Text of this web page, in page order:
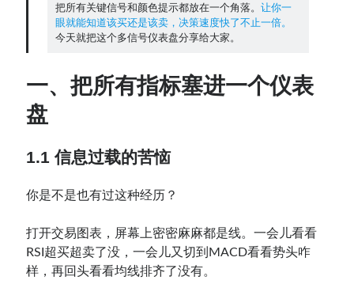
把所有关键信号和颜色提示都放在一个角落。 让你一
眼就能知道该买还是该卖，决策速度快了不止一倍。
今天就把这个多信号仪表盘分享给大家。
一、把所有指标塞进一个仪表
盘
1.1 信息过载的苦恼
你是不是也有过这种经历？
打开交易图表，屏幕上密密麻麻都是线。一会儿看看
RSI超买超卖了没，一会儿又切到MACD看看势头咋
样，再回头看看均线排齐了没有。